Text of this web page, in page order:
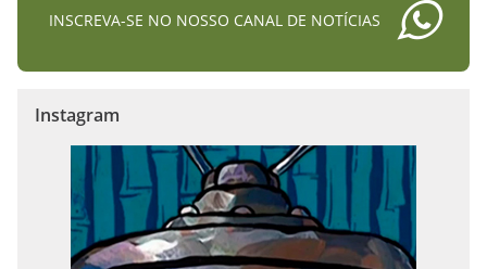
INSCREVA-SE NO NOSSO CANAL DE NOTÍCIAS
Instagram